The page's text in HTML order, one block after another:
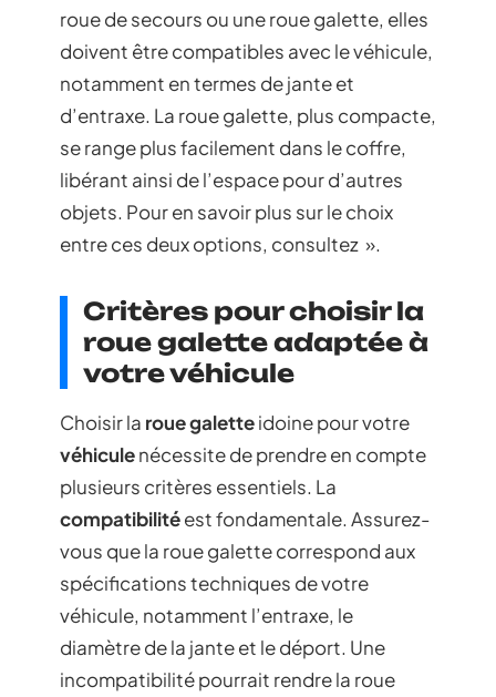
roue de secours ou une roue galette, elles
doivent être compatibles avec le véhicule,
notamment en termes de jante et
d’entraxe. La roue galette, plus compacte,
se range plus facilement dans le coffre,
libérant ainsi de l’espace pour d’autres
objets. Pour en savoir plus sur le choix
entre ces deux options, consultez ».
Critères pour choisir la
roue galette adaptée à
votre véhicule
Choisir la roue galetteidoine pour votre
véhiculenécessite de prendre en compte
plusieurs critères essentiels. La
compatibilitéest fondamentale. Assurez-
vous que la roue galette correspond aux
spécifications techniques de votre
véhicule, notamment l’entraxe, le
diamètre de la jante et le déport. Une
incompatibilité pourrait rendre la roue